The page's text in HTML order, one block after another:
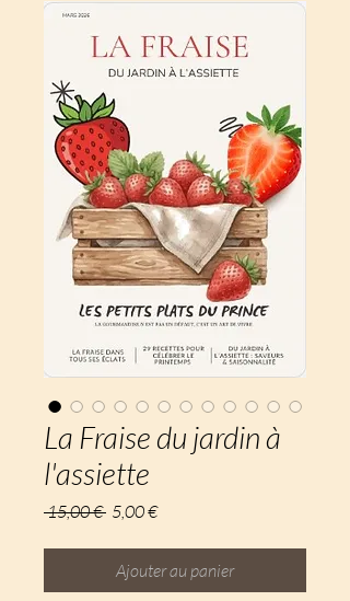
La Fraise du jardin à
l'assiette
15,00 € Prix
5,00 €Prix
Ajouter au panier